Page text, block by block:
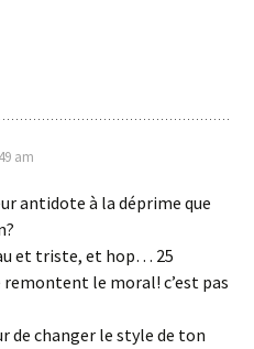
am
antidote à la déprime que
et triste, et hop… 25
remontent le moral! c’est pas
de changer le style de ton